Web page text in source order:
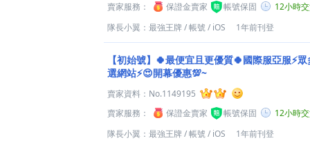
賣家服務：
保證金賣家 帳號保固
12小時
隊長小翼：最強王牌/帳號/ iOS 1年前刊登
【初始號】🍀最便宜且更優質🍀國際服亞服⚡
選網站⚡😍開幕優惠💯~
賣家資料： No.1149195
賣家服務：
保證金賣家 帳號保固
12小時
隊長小翼：最強王牌/帳號/ iOS 1年前刊登